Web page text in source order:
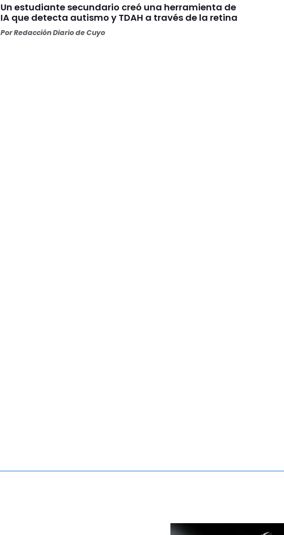
Un estudiante secundario creó una herramienta de
IA que detecta autismo y TDAH a través de la retina
PorRedacción Diario de Cuyo